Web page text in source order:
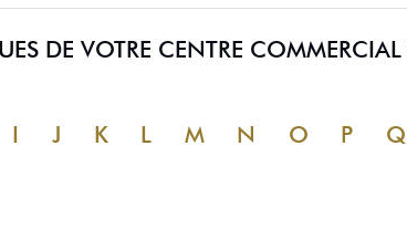
DE VOTRE CENTRE
I J K L M N O P Q